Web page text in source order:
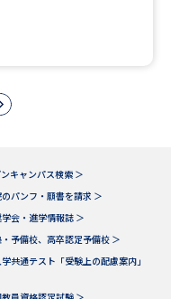
キャンパス検索 ＞
パンフ・願書を請求 ＞
会・進学情報誌 ＞
予備校、高卒認定予備校 ＞
共通テスト「受験上の配慮案内」